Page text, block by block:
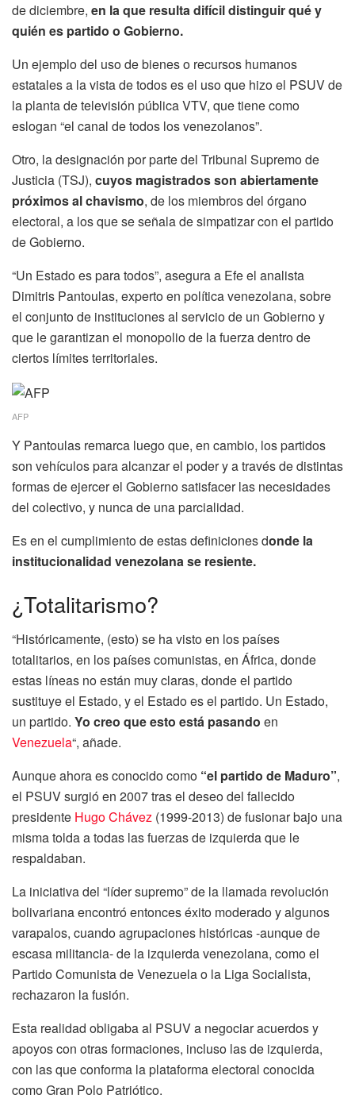
de diciembre, en la que resulta difícil distinguir qué y
quién es partido o Gobierno.
Un ejemplo del uso de bienes o recursos humanos
estatales a la vista de todos es el uso que hizo el PSUV de
la planta de televisión pública VTV, que tiene como
eslogan “el canal de todos los venezolanos”.
Otro, la designación por parte del Tribunal Supremo de
Justicia (TSJ), cuyos magistrados son abiertamente
próximos al chavismo, de los miembros del órgano
electoral, a los que se señala de simpatizar con el partido
de Gobierno.
“Un Estado es para todos”, asegura a Efe el analista
Dimitris Pantoulas, experto en política venezolana, sobre
el conjunto de instituciones al servicio de un Gobierno y
que le garantizan el monopolio de la fuerza dentro de
ciertos límites territoriales.
AFP
Y Pantoulas remarca luego que, en cambio, los partidos
son vehículos para alcanzar el poder y a través de distintas
formas de ejercer el Gobierno satisfacer las necesidades
del colectivo, y nunca de una parcialidad.
Es en el cumplimiento de estas definiciones donde la
institucionalidad venezolana se resiente.
¿Totalitarismo?
“Históricamente, (esto) se ha visto en los países
totalitarios, en los países comunistas, en África, donde
estas líneas no están muy claras, donde el partido
sustituye el Estado, y el Estado es el partido. Un Estado,
un partido. Yo creo que esto está pasando en
Venezuela“, añade.
Aunque ahora es conocido como “el partido de Maduro”,
el PSUV surgió en 2007 tras el deseo del fallecido
presidente Hugo Chávez (1999-2013) de fusionar bajo una
misma tolda a todas las fuerzas de izquierda que le
respaldaban.
La iniciativa del “líder supremo” de la llamada revolución
bolivariana encontró entonces éxito moderado y algunos
varapalos, cuando agrupaciones históricas -aunque de
escasa militancia- de la izquierda venezolana, como el
Partido Comunista de Venezuela o la Liga Socialista,
rechazaron la fusión.
Esta realidad obligaba al PSUV a negociar acuerdos y
apoyos con otras formaciones, incluso las de izquierda,
con las que conforma la plataforma electoral conocida
como Gran Polo Patriótico.